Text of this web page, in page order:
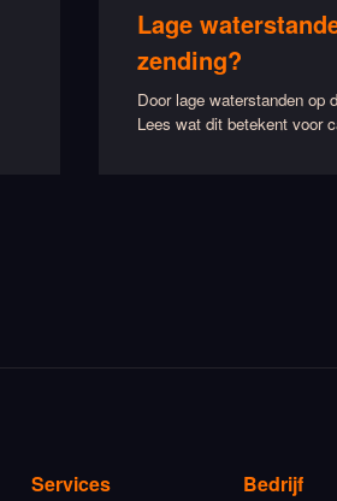
Lage
zending?
Door lage waterstanden op
Lees wat dit betekent voor
Services Bedrijf